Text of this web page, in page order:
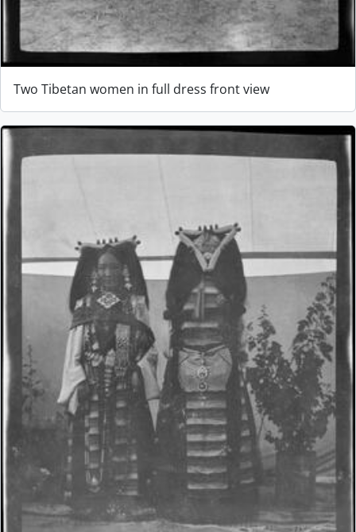
Two Tibetan women in full dress front view